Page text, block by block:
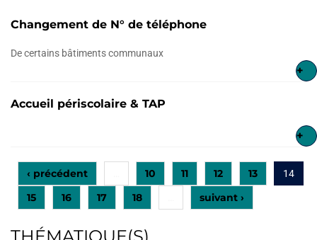
Changement de N° de téléphone
De certains bâtiments communaux
+
Accueil périscolaire & TAP
+
‹ précédent 10 11 12 13 14
15 16 17 18 suivant ›